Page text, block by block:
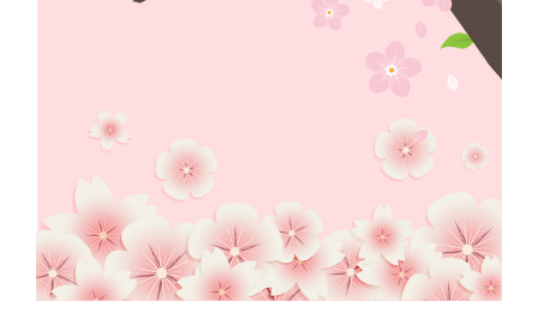
勢・
相
性・